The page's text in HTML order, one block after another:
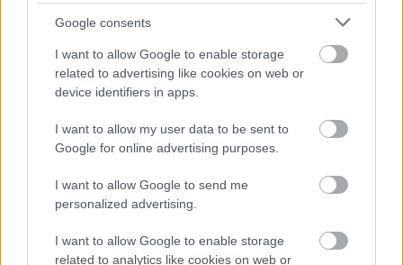
Google consents
I want to allow Google to enable storage
related to advertising like cookies on web or
device identifiers in apps.
I want to allow my user data to be sent to
Google for online advertising purposes.
I want to allow Google to send me
personalized advertising.
I want to allow Google to enable storage
related to analytics like cookies on web or